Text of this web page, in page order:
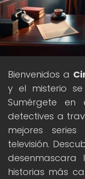
Bienvenidos a
y el misterio
Sumérgete en
detectives a
mejores
televisión.
historias más